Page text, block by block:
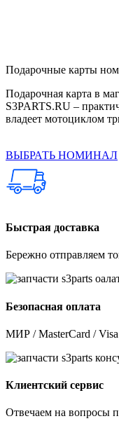
Подарочные карты
Подарочная карта в
S3PARTS.RU –
владеет мотоциклом
ВЫБРАТЬ НОМИНАЛ
Быстрая доставка
Бережно отправляем
Безопасная оплата
МИР / MasterCard /
Клиентский сервис
Отвечаем на вопросы